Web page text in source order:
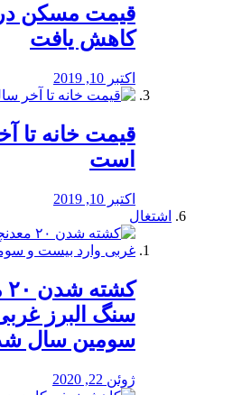
کاهش یافت
اکتبر 10, 2019
قیمت خانه تا
است
اکتبر 10, 2019
اشتغال
سنگ البرز
سومین سال
ژوئن 22, 2020